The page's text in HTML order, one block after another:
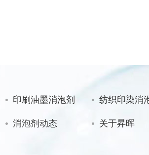
印刷油墨消泡剂 纺织印染消
消泡剂动态 关于昇晖